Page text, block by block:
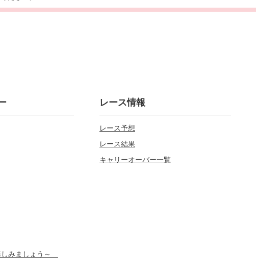
レース情報
レース予想
レース結果
キャリーオーバー一覧
みましょう～